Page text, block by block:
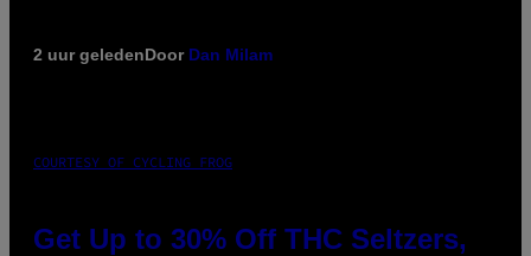
2 uur geledenDoor Dan Milam
COURTESY OF CYCLING FROG
Get Up to 30% Off THC Seltzers,